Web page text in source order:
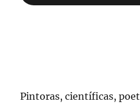
Pintoras, científicas,